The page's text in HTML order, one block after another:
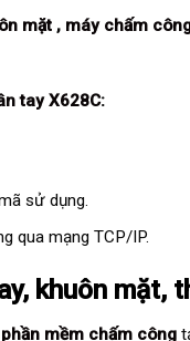
mặt, máy chấm
tay X628C:
sử dụng.
qua mạng TCP/IP.
khuôn mặt,
phần mềm chấm công